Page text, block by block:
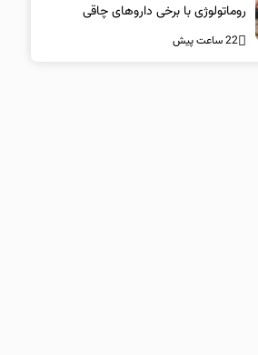
روماتولوژی با برخی داروهای چاقی
22 ساعت پیش